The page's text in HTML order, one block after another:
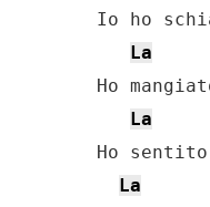
Io ho
La
Ho
La
Ho
La